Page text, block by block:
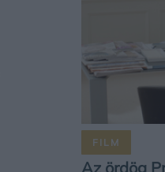
FILM
Az ördög